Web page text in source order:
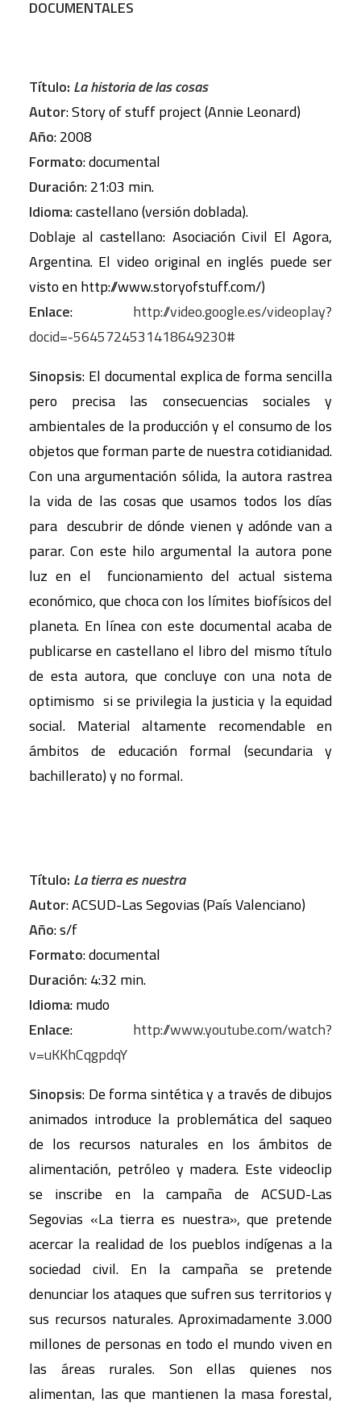
DOCUMENTALES
Título: La historia de las cosas
Autor: Story of stuff project (Annie Leonard)
Año: 2008
Formato: documental
Duración: 21:03 min.
Idioma: castellano (versión doblada).
Doblaje al castellano: Asociación Civil El Agora,
Argentina. El video original en inglés puede ser
visto en http://www.storyofstuff.com/)
Enlace: http://video.google.es/videoplay?
docid=-5645724531418649230#
Sinopsis: El documental explica de forma sencilla
pero precisa las consecuencias sociales y
ambientales de la producción y el consumo de los
objetos que forman parte de nuestra cotidianidad.
Con una argumentación sólida, la autora rastrea
la vida de las cosas que usamos todos los días
para descubrir de dónde vienen y adónde van a
parar. Con este hilo argumental la autora pone
luz en el funcionamiento del actual sistema
económico, que choca con los límites biofísicos del
planeta. En línea con este documental acaba de
publicarse en castellano el libro del mismo título
de esta autora, que concluye con una nota de
optimismo si se privilegia la justicia y la equidad
social. Material altamente recomendable en
ámbitos de educación formal (secundaria y
bachillerato) y no formal.
Título: La tierra es nuestra
Autor: ACSUD-Las Segovias (País Valenciano)
Año: s/f
Formato: documental
Duración: 4:32 min.
Idioma: mudo
Enlace: http://www.youtube.com/watch?
v=uKKhCqgpdqY
Sinopsis: De forma sintética y a través de dibujos
animados introduce la problemática del saqueo
de los recursos naturales en los ámbitos de
alimentación, petróleo y madera. Este videoclip
se inscribe en la campaña de ACSUD-Las
Segovias «La tierra es nuestra», que pretende
acercar la realidad de los pueblos indígenas a la
sociedad civil. En la campaña se pretende
denunciar los ataques que sufren sus territorios y
sus recursos naturales. Aproximadamente 3.000
millones de personas en todo el mundo viven en
las áreas rurales. Son ellas quienes nos
alimentan, las que mantienen la masa forestal,